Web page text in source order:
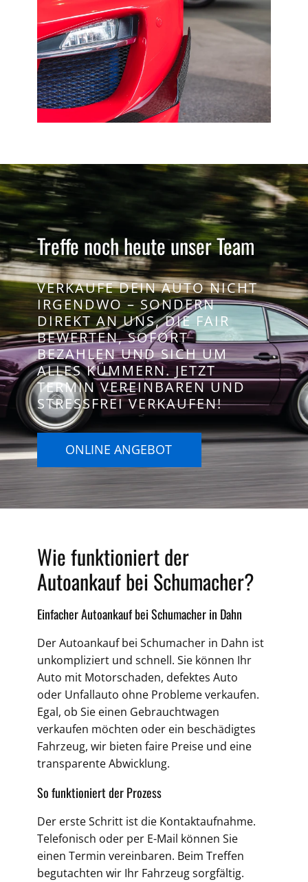
Treffe noch heute unser Team
VERKAUFE DEIN AUTO NICHT
IRGENDWO – SONDERN
DIREKT AN UNS, DIE FAIR
BEWERTEN, SOFORT
BEZAHLEN UND SICH UM
ALLES KÜMMERN. JETZT
TERMIN VEREINBAREN UND
STRESSFREI VERKAUFEN!
ONLINE ANGEBOT
Wie funktioniert der
Autoankauf bei Schumacher?
Einfacher Autoankauf bei Schumacher in Dahn
Der Autoankauf bei Schumacher in Dahn ist
unkompliziert und schnell. Sie können Ihr
Auto mit Motorschaden, defektes Auto
oder Unfallauto ohne Probleme verkaufen.
Egal, ob Sie einen Gebrauchtwagen
verkaufen möchten oder ein beschädigtes
Fahrzeug, wir bieten faire Preise und eine
transparente Abwicklung.
So funktioniert der Prozess
Der erste Schritt ist die Kontaktaufnahme.
Telefonisch oder per E-Mail können Sie
einen Termin vereinbaren. Beim Treffen
begutachten wir Ihr Fahrzeug sorgfältig.